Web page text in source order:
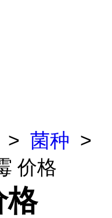
> 菌种 >
价格
格